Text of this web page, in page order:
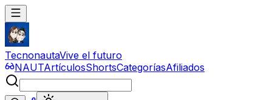
TecnonautaVive el futuro
NAUTArtículosShortsCategoríasAfiliados